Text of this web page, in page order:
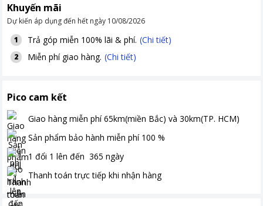
Khuyến mãi
Dự kiến áp dụng đến hết ngày 10/08/2026
1
Trả góp miễn 100% lãi & phí. (Chi tiết)
2 Miễn phí giao hàng. (Chi tiết)
Pico cam kết
Giao hàng miễn phí 65km(miền Bắc) và 30km(TP. HCM)
Sản phẩm bảo hành miễn phí 100 %
1 đổi 1 lên đến 365 ngày
Thanh toán trực tiếp khi nhận hàng